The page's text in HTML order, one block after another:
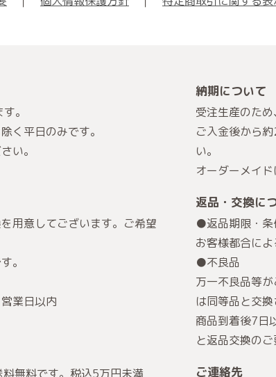
。
く平日のみです。
い。
用意してございます。ご希望
。
業日以内
無料です。税込5万円未満
納期について
受注生産のため
ご入金後から
い。
オーダーメイ
返品・交換に
●返品期限・条
お客様都合によ
●不良品
万一不良品等
は同等品と交換
商品到着後7日
と返品交換の
ご連絡先